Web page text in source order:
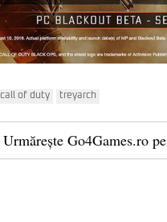
call of duty treyarch
Urmărește Go4Games.ro pe